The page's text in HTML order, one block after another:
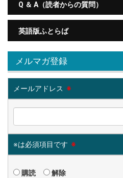
Q ＆ A（読者からの質問）
英語版ふとらば
メルマガ登録
メールアドレス ※
※は必須項目です ※
購読 解除